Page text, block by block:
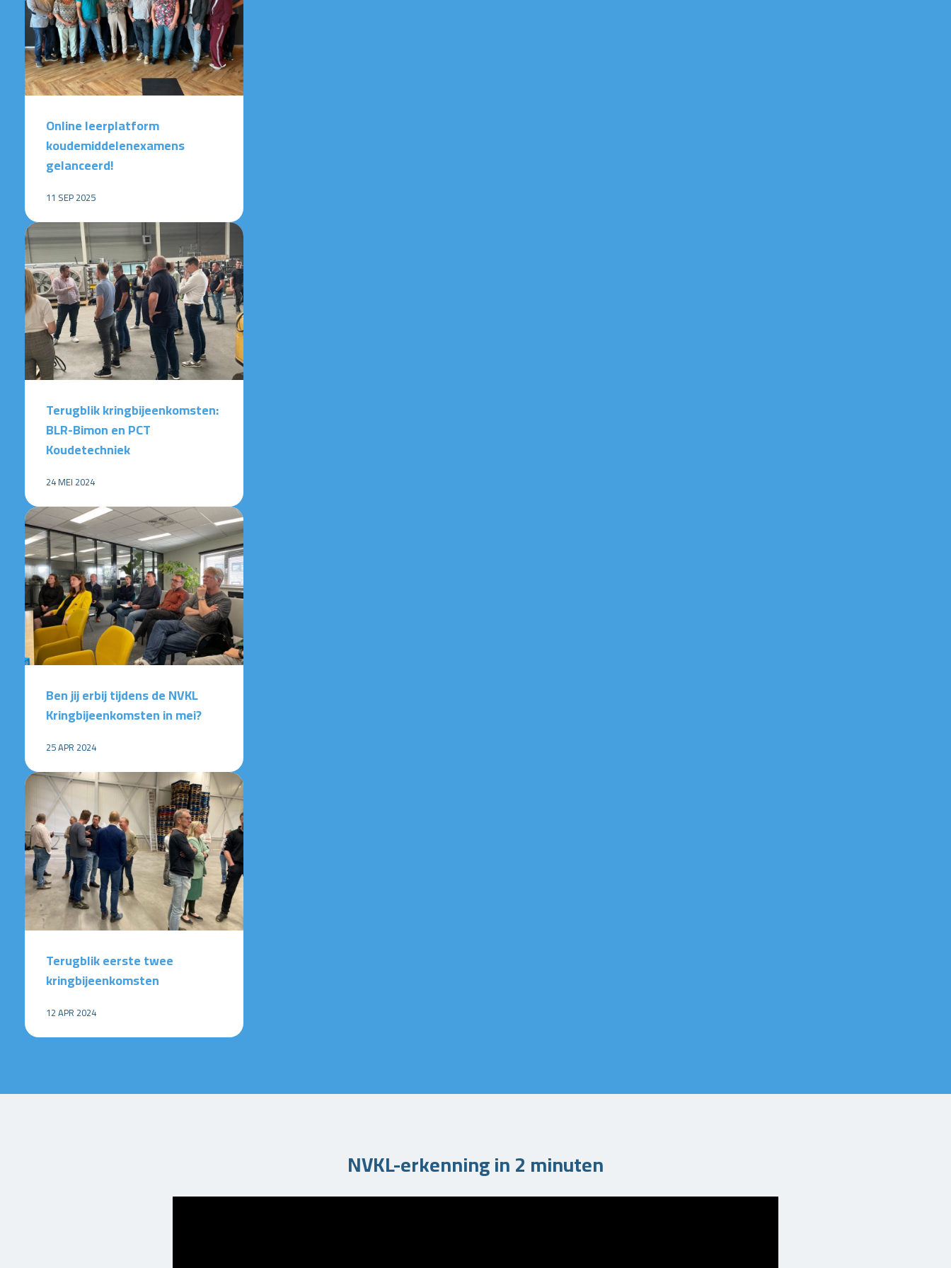
Online leerplatform
koudemiddelenexamens
gelanceerd!
11 SEP 2025
Terugblik kringbijeenkomsten:
BLR-Bimon en PCT
Koudetechniek
24 MEI 2024
Ben jij erbij tijdens de NVKL
Kringbijeenkomsten in mei?
25 APR 2024
Terugblik eerste twee
kringbijeenkomsten
12 APR 2024
NVKL-erkenning in 2 minuten